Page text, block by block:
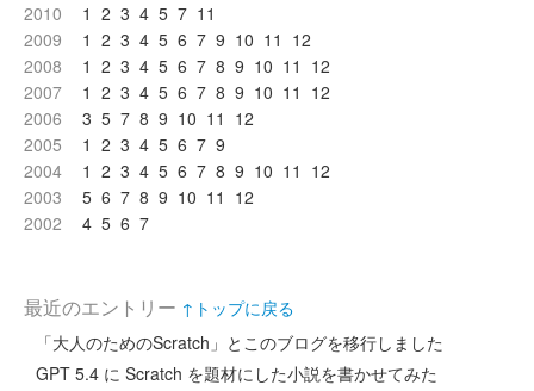
2010
1 2 3 4 5 7 11
2009
1 2 3 4 5 6 7 9 10 11 12
2008
1 2 3 4 5 6 7 8 9 10 11 12
2007
1 2 3 4 5 6 7 8 9 10 11 12
2006
3 5 7 8 9 10 11 12
2005
1 2 3 4 5 6 7 9
2004
1 2 3 4 5 6 7 8 9 10 11 12
2003
5 6 7 8 9 10 11 12
2002
4 5 6 7
最近のエントリー ↑トップに戻る
「大人のためのScratch」とこのブログを移行しました
GPT 5.4 に Scratch を題材にした小説を書かせてみた